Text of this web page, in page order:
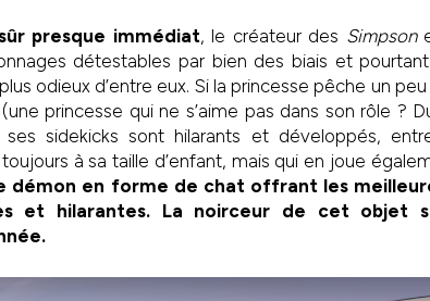
presque immédiat, le créateur des Simpson
détestables par bien des biais et
odieux d’entre eux. Si la princesse pêche un
princesse qui ne s’aime pas dans son rôle ?
sidekicks sont hilarants et développés,
à sa taille d’enfant, mais qui en joue
démon en forme de chat offrant les
et hilarantes. La noirceur de cet objet